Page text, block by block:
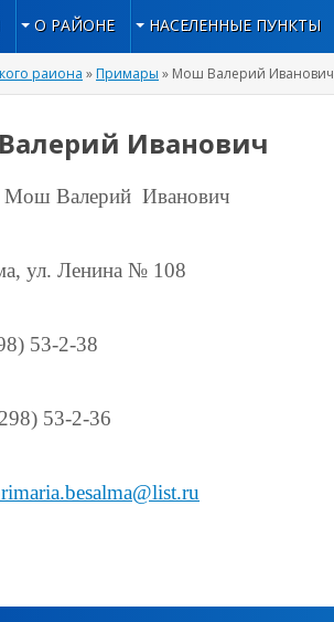
О РАЙОНЕ НАСЕЛЕННЫЕ ПУНКТЫ
раиона »Примары » Мош Валерий Иванович
Иванович
Валерий Иванович
ул. Ленина № 108
53-2-38
53-2-36